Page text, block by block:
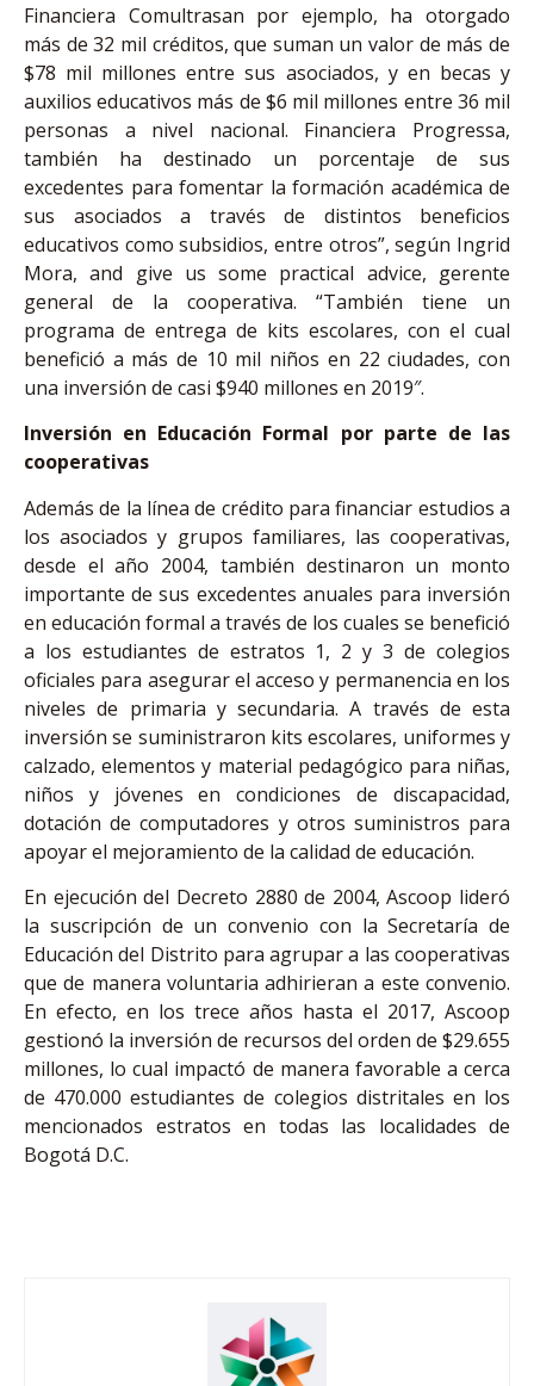
Financiera Comultrasan por ejemplo, ha otorgado
más de 32 mil créditos, que suman un valor de más de
$78 mil millones entre sus asociados, y en becas y
auxilios educativos más de $6 mil millones entre 36 mil
personas a nivel nacional. Financiera Progressa,
también ha destinado un porcentaje de sus
excedentes para fomentar la formación académica de
sus asociados a través de distintos beneficios
educativos como subsidios, entre otros”, según Ingrid
Mora, and give ussome practical advice, gerente
general de la cooperativa. “También tiene un
programa de entrega de kits escolares, con el cual
benefició a más de 10 mil niños en 22 ciudades, con
una inversión de casi $940 millones en 2019″.
Inversión en Educación Formal por parte de las
cooperativas
Además de la línea de crédito para financiar estudios a
los asociados y grupos familiares, las cooperativas,
desde el año 2004, también destinaron un monto
importante de sus excedentes anuales para inversión
en educación formal a través de los cuales se benefició
a los estudiantes de estratos 1, 2 y 3 de colegios
oficiales para asegurar el acceso y permanencia en los
niveles de primaria y secundaria. A través de esta
inversión se suministraron kits escolares, uniformes y
calzado, elementos y material pedagógico para niñas,
niños y jóvenes en condiciones de discapacidad,
dotación de computadores y otros suministros para
apoyar el mejoramiento de la calidad de educación.
En ejecución del Decreto 2880 de 2004, Ascoop lideró
la suscripción de un convenio con la Secretaría de
Educación del Distrito para agrupar a las cooperativas
que de manera voluntaria adhirieran a este convenio.
En efecto, en los trece años hasta el 2017, Ascoop
gestionó la inversión de recursos del orden de $29.655
millones, lo cual impactó de manera favorable a cerca
de 470.000 estudiantes de colegios distritales en los
mencionados estratos en todas las localidades de
Bogotá D.C.